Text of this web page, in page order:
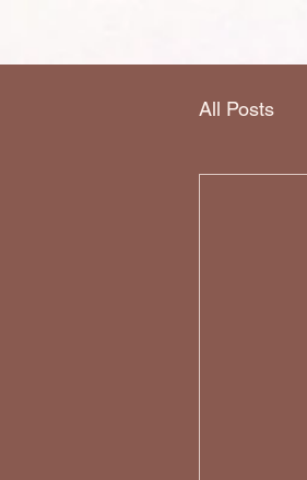
All Posts